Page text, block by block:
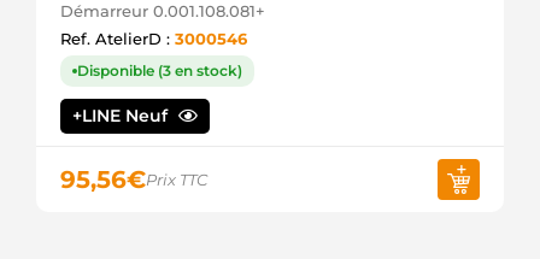
Démarreur 0.001.108.081+
Ref. AtelierD : 3000546
Disponible (3 en stock)
+LINE Neuf
95,56€Prix TTC